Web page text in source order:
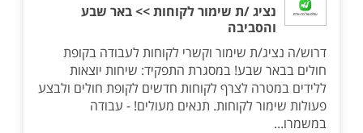
נציג /ת שימור לקוחות >> באר שבע
והסביבה
דרוש/ה נציג/ת שימור וקשרי לקוחות לעבודה בקופת
חולים בבאר שבע! במסגרת התפקיד: שיחות יוצאות
ללידים במטרה לצרף לקוחות חדשים לקופת חולים ולבצע
פעולות שימור לקוחות. תנאים מעולים! - עבודה
במשמרו...